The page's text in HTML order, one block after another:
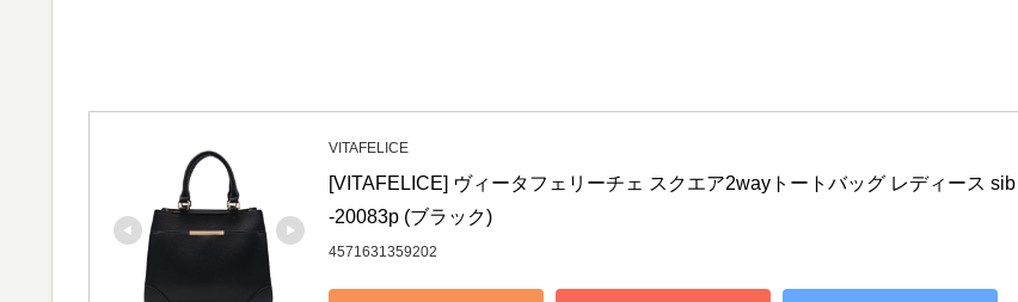
VITAFELICE
[VITAFELICE] ヴィータフェリーチェ スクエア2wayトートバッグ レディース sib
-20083p (ブラック)
4571631359202